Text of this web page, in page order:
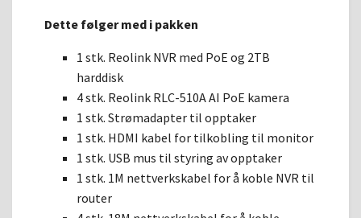
Dette følger med i pakken
1 stk. Reolink NVR med PoE og 2TB
harddisk
4 stk. Reolink RLC-510A AI PoE kamera
1 stk. Strømadapter til opptaker
1 stk. HDMI kabel for tilkobling til monitor
1 stk. USB mus til styring av opptaker
1 stk. 1M nettverkskabel for å koble NVR til
router